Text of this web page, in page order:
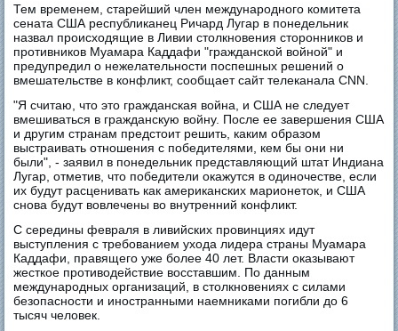
Тем временем, старейший член международного комитета
сената США республиканец Ричард Лугар в понедельник
назвал происходящие в Ливии столкновения сторонников и
противников Муамара Каддафи "гражданской войной" и
предупредил о нежелательности поспешных решений о
вмешательстве в конфликт, сообщает сайт телеканала CNN.
"Я считаю, что это гражданская война, и США не следует
вмешиваться в гражданскую войну. После ее завершения США
и другим странам предстоит решить, каким образом
выстраивать отношения с победителями, кем бы они ни
были", - заявил в понедельник представляющий штат Индиана
Лугар, отметив, что победители окажутся в одиночестве, если
их будут расценивать как американских марионеток, и США
снова будут вовлечены во внутренний конфликт.
С середины февраля в ливийских провинциях идут
выступления с требованием ухода лидера страны Муамара
Каддафи, правящего уже более 40 лет. Власти оказывают
жесткое противодействие восставшим. По данным
международных организаций, в столкновениях с силами
безопасности и иностранными наемниками погибли до 6
тысяч человек.